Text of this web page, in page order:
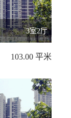
3室2厅
103.00 平米